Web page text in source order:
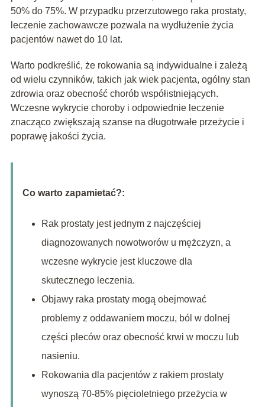
50% do 75%. W przypadku przerzutowego raka prostaty,
leczenie zachowawcze pozwala na wydłużenie życia
pacjentów nawet do 10 lat.
Warto podkreślić, że rokowania są indywidualne i zależą
od wielu czynników, takich jak wiek pacjenta, ogólny stan
zdrowia oraz obecność chorób współistniejących.
Wczesne wykrycie choroby i odpowiednie leczenie
znacząco zwiększają szanse na długotrwałe przeżycie i
poprawę jakości życia.
Co warto zapamietać?:
Rak prostaty jest jednym z najczęściej
diagnozowanych nowotworów u mężczyzn, a
wczesne wykrycie jest kluczowe dla
skutecznego leczenia.
Objawy raka prostaty mogą obejmować
problemy z oddawaniem moczu, ból w dolnej
części pleców oraz obecność krwi w moczu lub
nasieniu.
Rokowania dla pacjentów z rakiem prostaty
wynoszą 70-85% pięcioletniego przeżycia w